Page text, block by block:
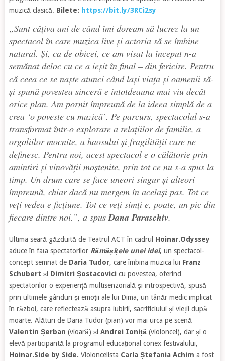
muzică clasică. Bilete: https://bit.ly/3RCi2sy
„Sunt câțiva ani de când îmi doream să lucrez la un
spectacol în care muzica live și actoria să se îmbine
natural. Și, ca de obicei, ce am visat la început n-a
semănat deloc cu ce a ieșit în final – din fericire. Pentru
că ceea ce se naște atunci când lași viața și oamenii să-
și spună povestea sinceră e întotdeauna mai viu decât
orice plan. Am pornit împreună de la ideea simplă de a
crea ‘o poveste cu muzică`. Pe parcurs, spectacolul s-a
transformat într-o explorare a relațiilor de familie, a
orgoliilor mocnite, a haosului și fragilității care ne
definesc. Pentru noi, acest spectacol e o călătorie prin
amintiri și vinovății moștenite, prin tot ce nu s-a spus la
timp. Un drum care se face uneori singur și alteori
împreună, chiar dacă nu mergem în același pas. Tot ce
veți vedea e ficțiune. Tot ce veți simți e, poate, un pic din
fiecare dintre noi.”, a spusDana Paraschiv.
Ultima seară găzduită de Teatrul ACT în cadrul Hoinar.Odyssey
aduce în fața spectatorilor Rămășițele unei idei, un spectacol-
concept semnat de Daria Tudor, care îmbina muzica lui Franz
Schubert și Dimitri Șostacovici cu povestea, oferind
spectatorilor o experiență multisenzorială și introspectivă, spusă
prin ultimele gânduri și emoții ale lui Dima, un tânăr medic implicat
în război, care reflectează asupra iubirii, sacrificiului și vieții după
moarte. Alături de Daria Tudor (pian) vor mai urca pe scenă
Valentin Șerban (vioară) și Andrei Ioniță(violoncel), dar și o
elevă participantă la programul educațional conex festivalului,
Hoinar.Side by Side. Violoncelista Carla Ștefania Achim a fost